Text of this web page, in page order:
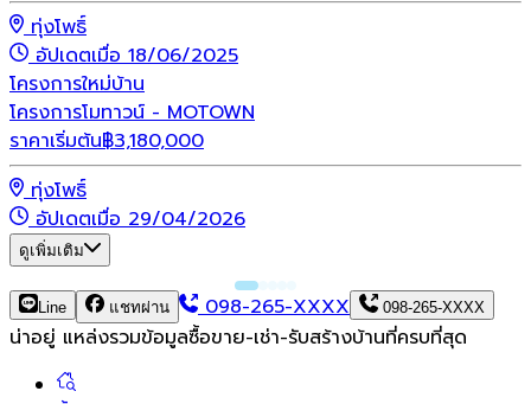
ทุ่งโพธิ์
อัปเดตเมื่อ 18/06/2025
โครงการใหม่บ้าน
โครงการโมทาวน์ - MOTOWN
ราคาเริ่มต้น฿3,180,000
ทุ่งโพธิ์
อัปเดตเมื่อ 29/04/2026
ดูเพิ่มเติม
Line แชทผ่าน 098-265-XXXX 098-265-XXXX
น่าอยู่ แหล่งรวมข้อมูลซื้อขาย-เช่า-รับสร้างบ้านที่ครบที่สุด